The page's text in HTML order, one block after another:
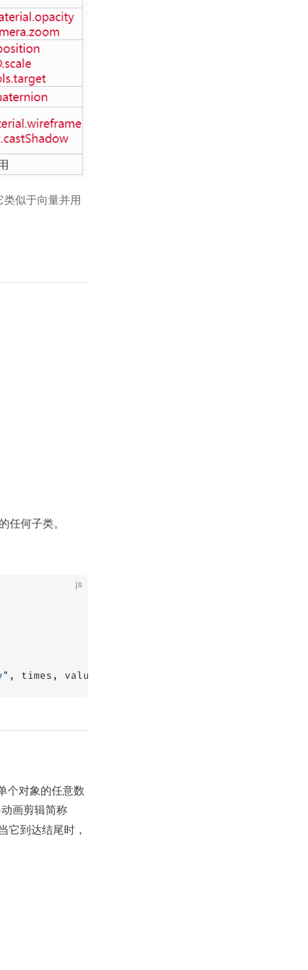
类似于向量并用
任何子类。
js
, times, values);
个对象的任意数
画剪辑简称
它到达结尾时，